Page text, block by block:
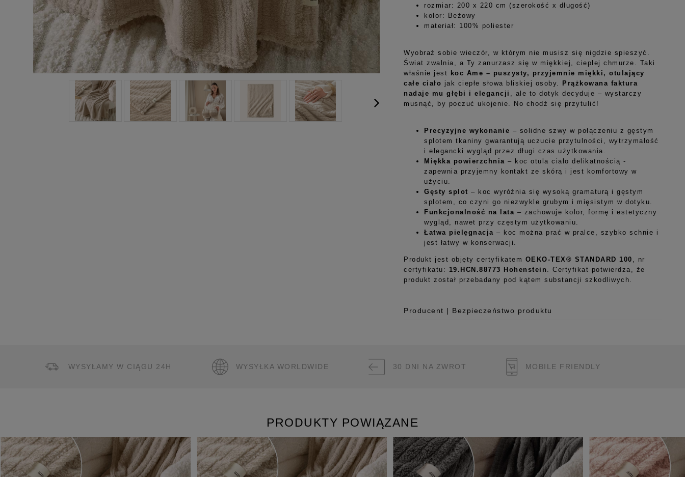
rozmiar: 200 x 220 cm (szerokość x długość)
kolor: Beżowy
materiał: 100% poliester
Wyobraź sobie wieczór, w którym nie musisz się nigdzie spieszyć.
Świat zwalnia, a Ty zanurzasz się w miękkiej, ciepłej chmurze. Taki
właśnie jest koc Ame – puszysty, przyjemnie miękki, otulający
całe ciało jak ciepłe słowa bliskiej osoby. Prążkowana faktura
nadaje mu głębi i elegancji
, ale to dotyk decyduje – wystarczy
musnąć, by poczuć ukojenie. No chodź się przytulić!
Precyzyjne wykonanie – solidne szwy w połączeniu z gęstym
splotem tkaniny gwarantują uczucie przytulności, wytrzymałość
i elegancki wygląd przez długi czas użytkowania.
Miękka powierzchnia – koc otula ciało delikatnością -
zapewnia przyjemny kontakt ze skórą i jest komfortowy w
użyciu
Gęsty splot– kocwyróżnia się wysoką gramaturą i gęstym
splotem
, co c zyni go niezwykle grubym i mięsistym w dotyku.
Funkcjonalność na lata – zachowuje kolor, formę i estetyczny
wygląd, nawet przy częstym użytkowaniu.
Łatwa pielęgnacja– koc można prać w pralce, szybko schnie i
jest łatwy w konserwacji.
Produkt jest objęty certyfikatem OEKO-TEX® STANDARD 100
, nr
certyfikatu: 19.HCN.88773 Hohenstein
. Certyfikat potwierdza, że
produkt został przebadany pod kątem substancji szkodliwych.
Producent | Bezpieczeństwo produktu
52-131 Iwiny, Polska
WYSYŁAMY W CIĄGU 24H WYSYŁKA WORLDWIDE 30 DNI NA ZWROT MOBILE FRIENDLY
PRODUKTY POWIĄZANE